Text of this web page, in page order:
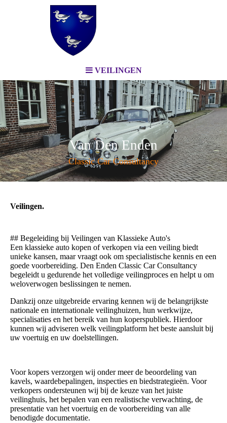
VEILINGEN
Van Den Enden
Classic Car Consultancy
Veilingen.
## Begeleiding bij Veilingen van Klassieke Auto's
Een klassieke auto kopen of verkopen via een veiling biedt
unieke kansen, maar vraagt ook om specialistische kennis en een
goede voorbereiding. Den Enden Classic Car Consultancy
begeleidt u gedurende het volledige veilingproces en helpt u om
weloverwogen beslissingen te nemen.
Dankzij onze uitgebreide ervaring kennen wij de belangrijkste
nationale en internationale veilinghuizen, hun werkwijze,
specialisaties en het bereik van hun koperspubliek. Hierdoor
kunnen wij adviseren welk veilingplatform het beste aansluit bij
uw voertuig en uw doelstellingen.
Voor kopers verzorgen wij onder meer de beoordeling van
kavels, waardebepalingen, inspecties en biedstrategieën. Voor
verkopers ondersteunen wij bij de keuze van het juiste
veilinghuis, het bepalen van een realistische verwachting, de
presentatie van het voertuig en de voorbereiding van alle
benodigde documentatie.